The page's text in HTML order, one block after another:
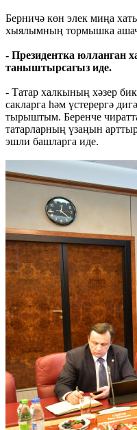
Берничә көн элек миңа
хыялымның тормышка
- Президентка юлланган
таныштырсагыз иде.
- Татар халкының хәзер
сакларга һәм үстерергә
тырыштым. Беренче
татарларның үзаңын
эшли башларга иде.